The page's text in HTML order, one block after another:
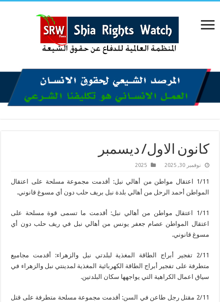
كانون الاول/ ديسمبر
نوفمبر 30, 2025 2025
1/11 اعتقال مواطن من أهالي نبل: أقدمت مجموعة مسلحة على اعتقال
المواطن أحمد الرحل من أهالي بلدة نبل بريف حلب دون أي مسوغ قانوني.
1/11 اعتقال مواطن من أهالي نبل: أقدمت ما تسمى قوة مسلحة على
اعتقال المواطن عصام جعفر يونس من أهالي نبل في ريف حلب دون أي
مسوغ قانوني.
2/11 تفجير أبراج الطاقة المغذية لبلدتي نبل والزهراء: أقدمت مجاميع
متطرفة على تفجير أبراج الطاقة الكهربائية المغذية لمدينتي نبل والزهراء في
سياق اعمال الكراهية التي يواجهها سكان البلدتين.
2/11 مقتل رجل طاعن في السن: أقدمت مجموعة مسلحة متطرفة على قتل